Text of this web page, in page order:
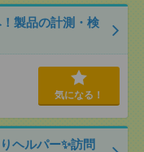
製品の計測・検
気になる！
ヘルパー✨訪問